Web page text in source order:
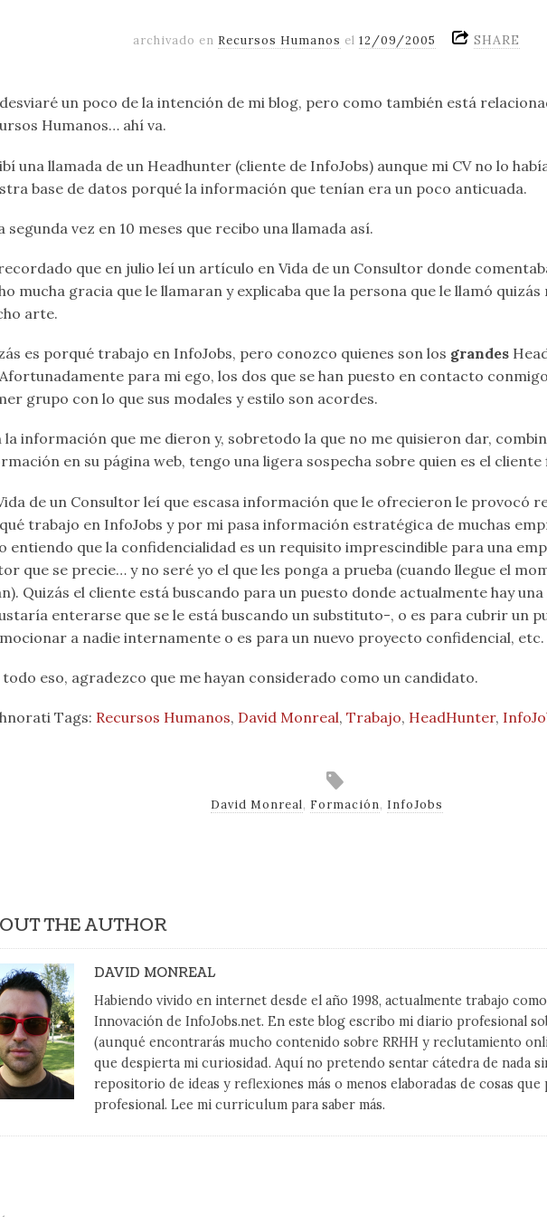
archivado en Recursos Humanos el 12/09/2005 SHARE
un poco de la intención de mi blog, pero como también está
Humanos… ahí va.
una llamada de un Headhunter (cliente de InfoJobs) aunque mi CV no lo
base de datos porqué la información que tenían era un poco anticuada.
segunda vez en 10 meses que recibo una llamada así.
que en julio leí un artículo en Vida de un Consultor donde
mucha gracia que le llamaran y explicaba que la persona que le llamó quizás
arte.
es porqué trabajo en InfoJobs, pero conozco quienes son los grandes
para mi ego, los dos que se han puesto en contacto
grupo con lo que sus modales y estilo son acordes.
la información que me dieron y, sobretodo la que no me quisieron dar,
en su página web, tengo una ligera sospecha sobre quien es el cliente
de un Consultor leí que escasa información que le ofrecieron le provocó
trabajo en InfoJobs y por mi pasa información estratégica de muchas
entiendo que la confidencialidad es un requisito imprescindible para una
que se precie… y no seré yo el que les ponga a prueba (cuando llegue el
Quizás el cliente está buscando para un puesto donde actualmente hay
enterarse que se le está buscando un substituto-, o es para cubrir un
a nadie internamente o es para un nuevo proyecto confidencial, etc.
eso, agradezco que me hayan considerado como un candidato.
Tags: Recursos Humanos, David Monreal, Trabajo, HeadHunter,
David Monreal, Formación, InfoJobs
THE AUTHOR
DAVID MONREAL
Habiendo vivido en internet desde el año 1998, actualmente trabajo
Innovación de InfoJobs.net. En este blog escribo mi diario profesional
(aunqué encontrarás mucho contenido sobre RRHH y reclutamiento
que despierta mi curiosidad. Aquí no pretendo sentar cátedra de nada
repositorio de ideas y reflexiones más o menos elaboradas de cosas que
profesional. Lee mi curriculum para saber más.